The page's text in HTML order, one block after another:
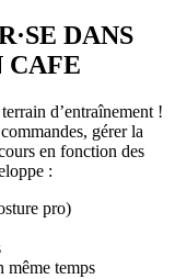
DANS
CAFE
d’entraînement !
gérer la
en fonction des
:
pro)
même temps